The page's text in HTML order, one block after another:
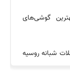
گوشی‌های
حملات شبانه روسیه